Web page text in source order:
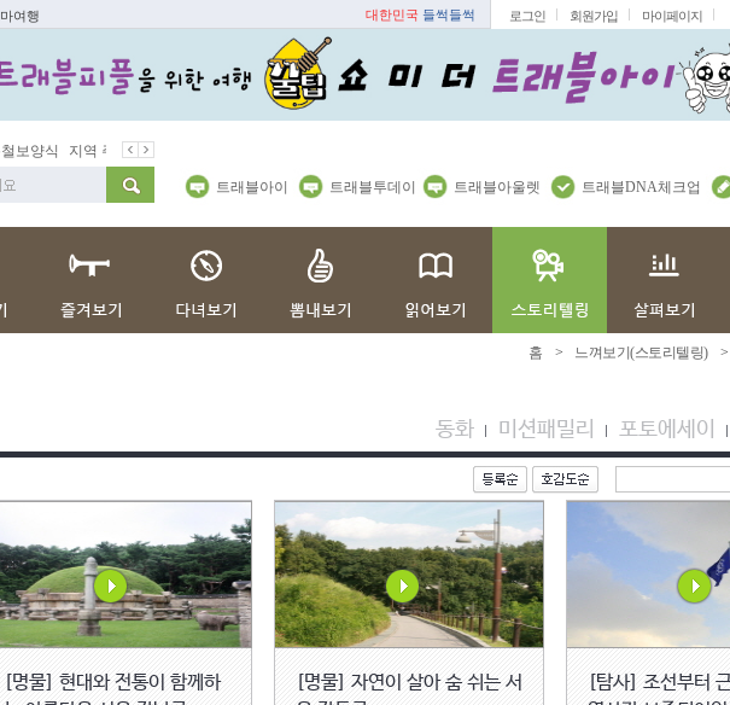
여행 대한민국 들썩들썩 로그인 회원가입 마이페이지
보양식 지역 주재기자
트래블아이 트래블투데이 트래블아울렛 트래블DNA체크업
홈 > 느껴보기(스토리텔링) >
동화 미션패밀리 포토에세이
[명물] 현대와 전통이 함께하
[명물] 자연이 살아 숨 쉬는 서
[탐사] 조선부터